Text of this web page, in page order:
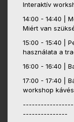
Interaktív
14:00 - 14:40 |
Miért van
15:00 - 15:40 |
használata a
16:00 - 16:40 |
17:00 - 17:40 |
workshop
---------------